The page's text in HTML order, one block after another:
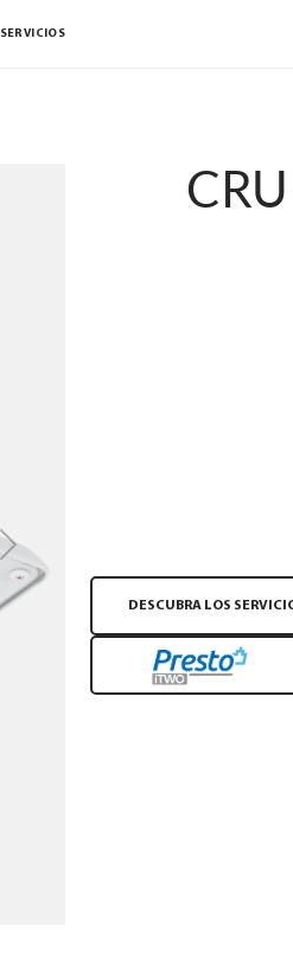
SERVICIOS
Next
DESCUBRA LOS